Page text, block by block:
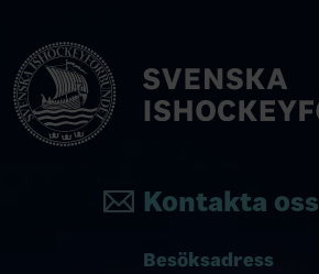
Kontakta oss
Besöksadress